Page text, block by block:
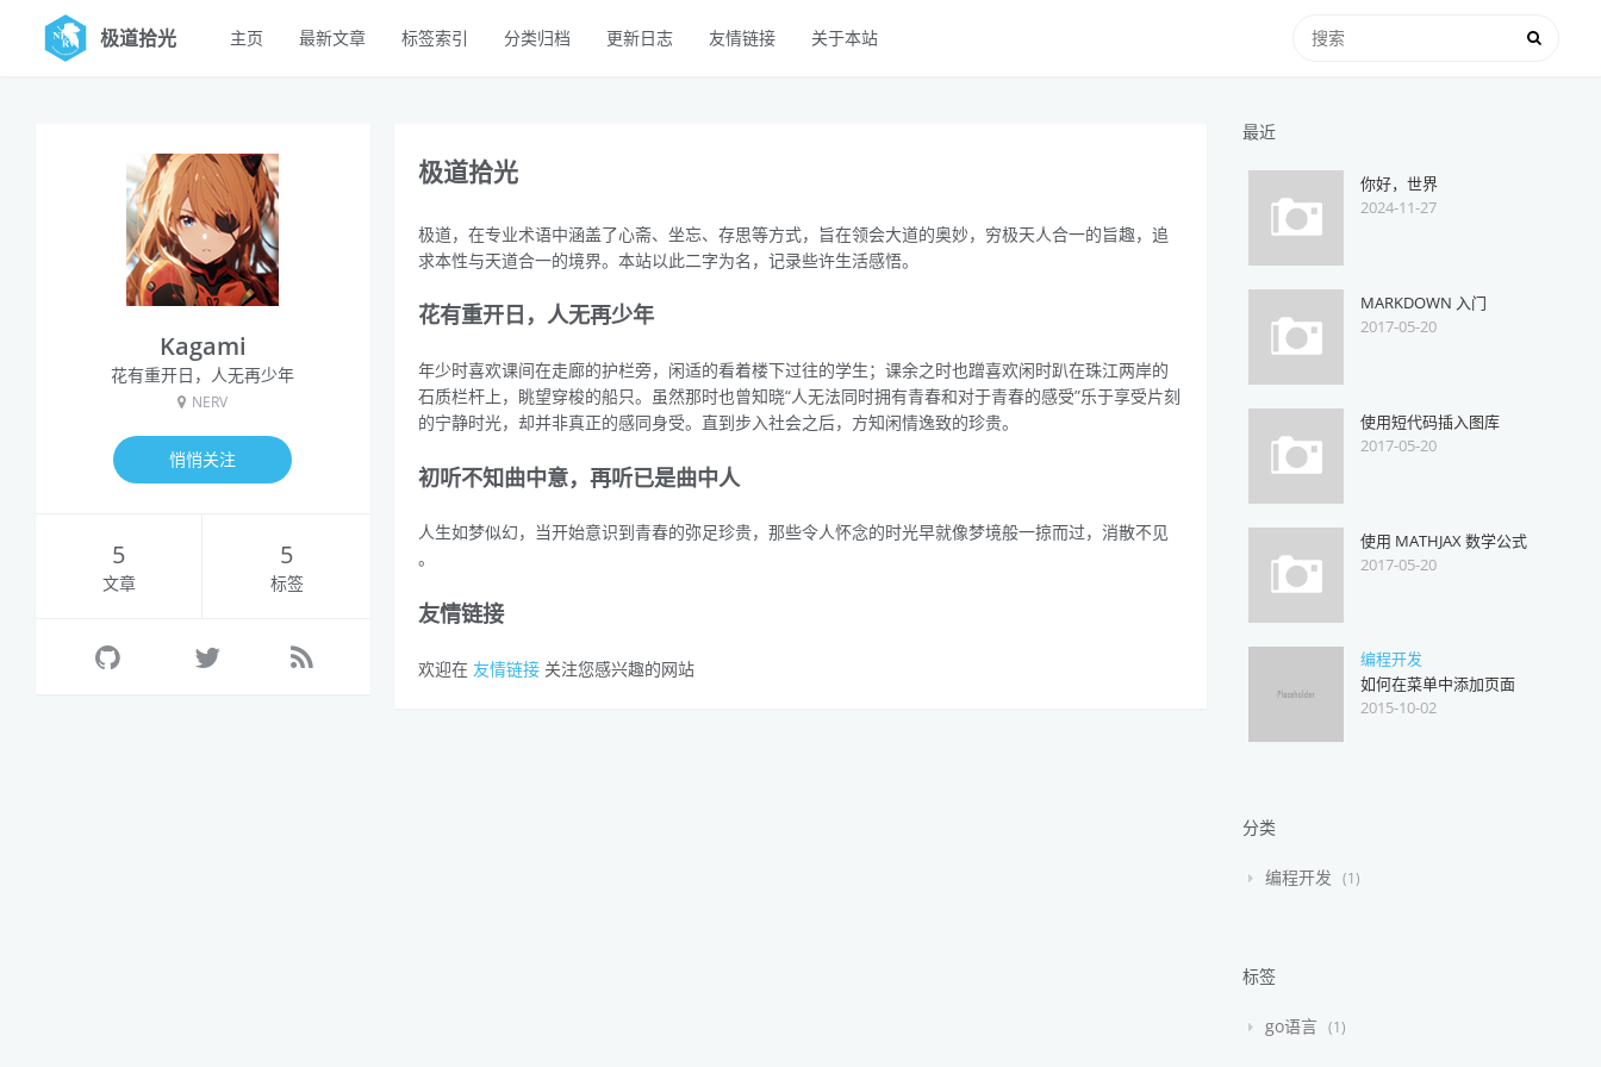
极道拾光 主页 最新文章 标签索引 分类归档 更新日志 友情链接 关于本站
Kagami
花有重开日，人无再少年
NERV
悄悄关注
5
文章
5
标签
极道拾光
极道，在专业术语中涵盖了心斋、坐忘、存思等方式，旨在领会大道的奥妙，穷极天人合一的旨趣，追
求本性与天道合一的境界。本站以此二字为名，记录些许生活感悟。
花有重开日，人无再少年
年少时喜欢课间在走廊的护栏旁，闲适的看着楼下过往的学生；课余之时也蹭喜欢闲时趴在珠江两岸的
石质栏杆上，眺望穿梭的船只。虽然那时也曾知晓“人无法同时拥有青春和对于青春的感受”乐于享受片刻
的宁静时光，却并非真正的感同身受。直到步入社会之后，方知闲情逸致的珍贵。
初听不知曲中意，再听已是曲中人
人生如梦似幻，当开始意识到青春的弥足珍贵，那些令人怀念的时光早就像梦境般一掠而过，消散不见
。
友情链接
欢迎在 友情链接关注您感兴趣的网站
最近
你好，世界
2024-11-27
MARKDOWN 入门
2017-05-20
使用短代码插入图库
2017-05-20
使用 MATHJAX 数学公式
2017-05-20
编程开发
如何在菜单中添加页面
2015-10-02
分类
编程开发 1
标签
go语言 1